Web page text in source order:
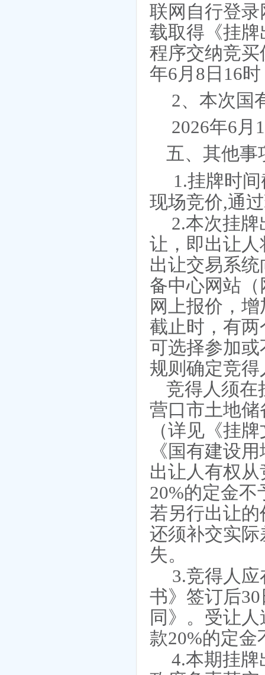
联网自行登
载取得《挂
程序交纳竞
年6月 8 日 16
2、本次国
2026年6月 1
五、其他事
1.挂牌时
现场竞价,通
2.本次挂牌
让，即出让
出让交易系
备中心网站（
网上报价，
截止时，有
可选择参加或
规则确定竞得
竞得人须在
营口市土地
（详见《挂
《国有建设
出让人有权
20%的定金
若另行出让
还须补交实
失。
3.竞得人应
书》签订后
同》。 受让
款20%的定
4.本期挂牌